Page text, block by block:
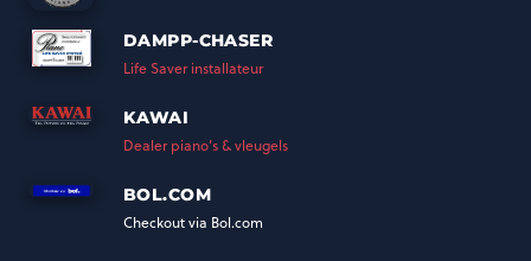
DAMPP-CHASER
Life Saver installateur
KAWAI
Dealer piano’s & vleugels
BOL.COM
Checkout via Bol.com